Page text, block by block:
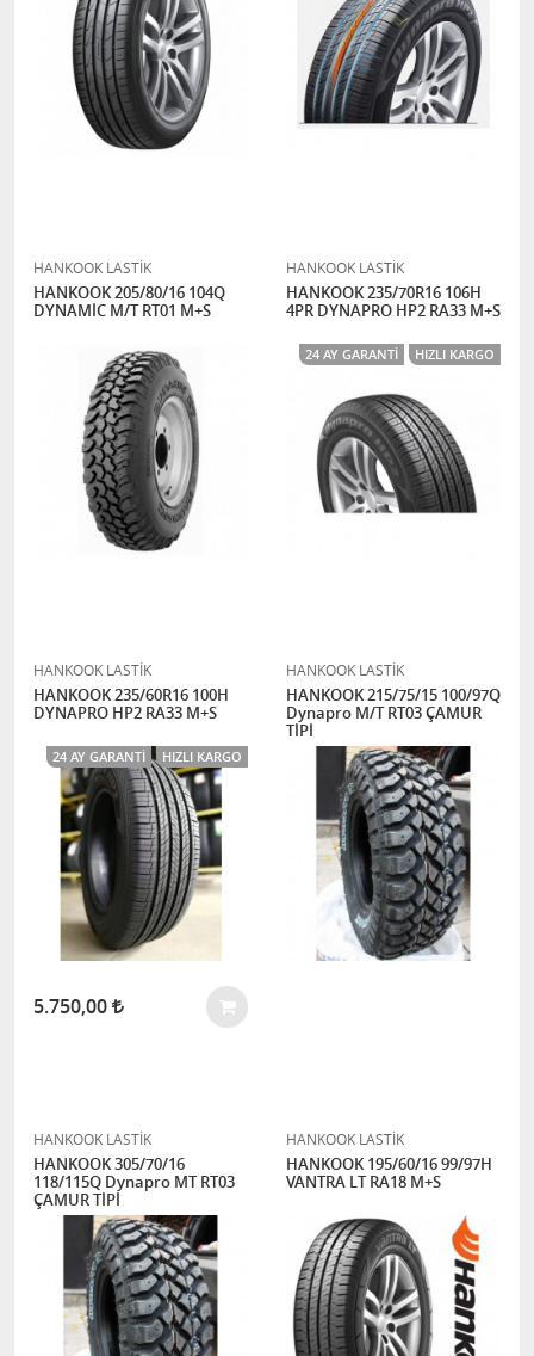
HANKOOK LASTİK
HANKOOK 205/80/16 104Q
DYNAMİC M/T RT01 M+S
HANKOOK LASTİK
HANKOOK 235/70R16 106H
4PR DYNAPRO HP2 RA33 M+S
24 AY GARANTI HIZLI KARGO
HANKOOK LASTİK
HANKOOK 235/60R16 100H
DYNAPRO HP2 RA33 M+S
24 AY GARANTI HIZLI KARGO
5.750,00
HANKOOK LASTİK
HANKOOK 215/75/15 100/97Q
Dynapro M/T RT03 ÇAMUR
TİPİ
HANKOOK LASTİK
HANKOOK 305/70/16
118/115Q Dynapro MT RT03
ÇAMUR TİPİ
HANKOOK LASTİK
HANKOOK 195/60/16 99/97H
VANTRA LT RA18 M+S